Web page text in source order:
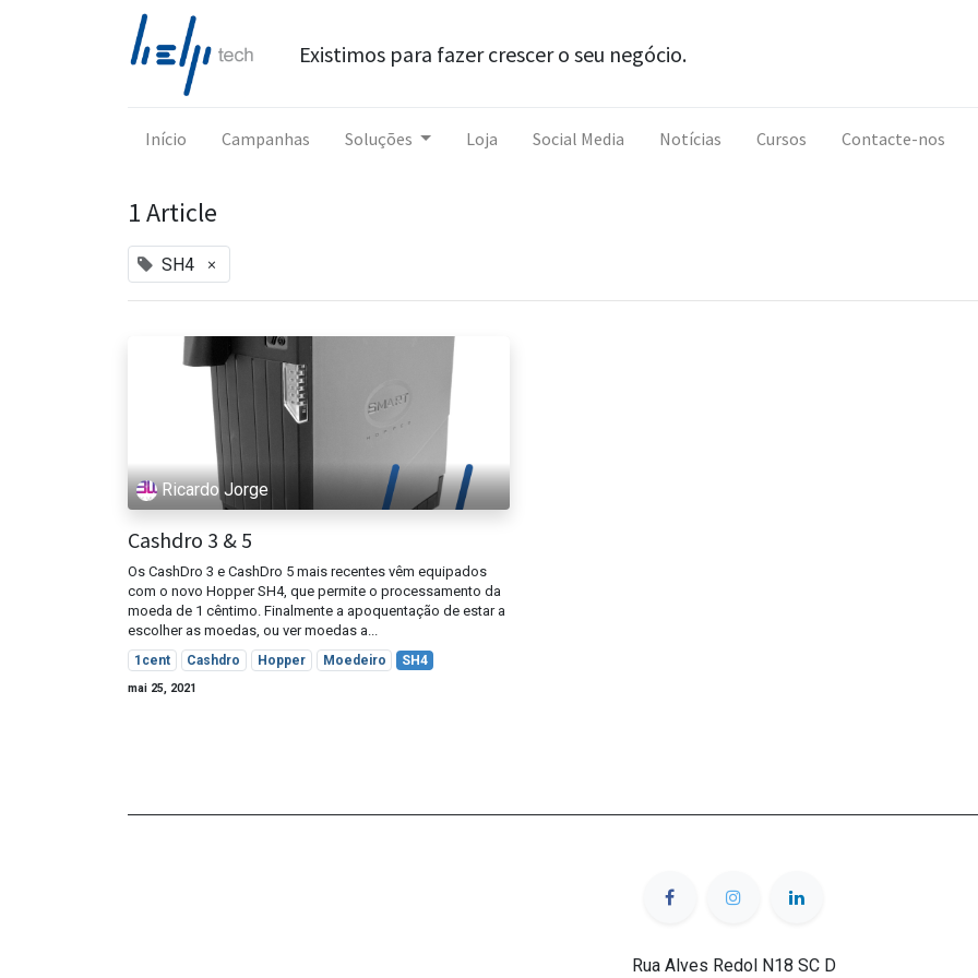
Existimos para fazer crescer o seu negócio.
Início Campanhas Soluções Loja Social Media Notícias Cursos Contacte-nos
1 Article
SH4 ×
Ricardo Jorge
Cashdro 3 & 5
Os CashDro 3 e CashDro 5 mais recentes vêm equipados
com o novo Hopper SH4, que permite o processamento da
moeda de 1 cêntimo. Finalmente a apoquentação de estar a
escolher as moedas, ou ver moedas a...
1cent Cashdro Hopper Moedeiro SH4
mai 25, 2021
Rua Alves Redol N18 SC D